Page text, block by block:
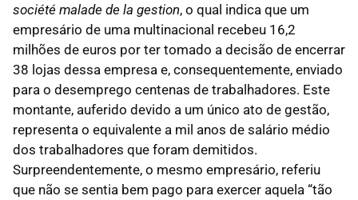
société malade de la gestion, o qual indica que um
empresário de uma multinacional recebeu 16,2
milhões de euros por ter tomado a decisão de encerrar
38 lojas dessa empresa e, consequentemente, enviado
para o desemprego centenas de trabalhadores. Este
montante, auferido devido a um único ato de gestão,
representa o equivalente a mil anos de salário médio
dos trabalhadores que foram demitidos.
Surpreendentemente, o mesmo empresário, referiu
que não se sentia bem pago para exercer aquela “tão